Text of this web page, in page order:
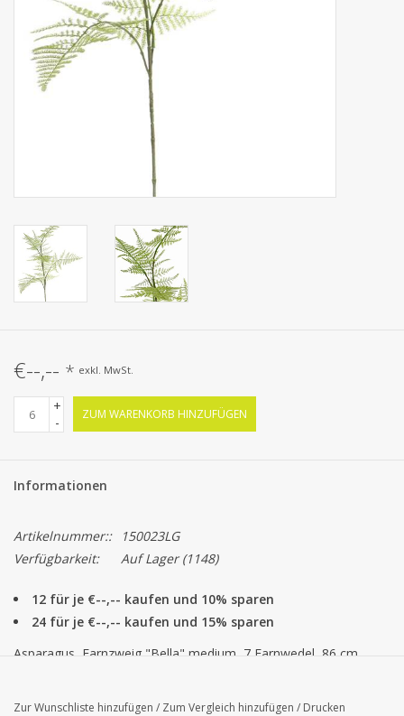
€--,-- * exkl. MwSt.
+
-
ZUM WARENKORB HINZUFÜGEN
Informationen
Artikelnummer::
150023LG
Verfügbarkeit:
Auf Lager(1148)
12 für je €--,-- kaufen und 10% sparen
24 für je €--,-- kaufen und 15% sparen
Asparagus, Farnzweig "Bella" medium, 7 Farnwedel, 86 cm
Zur Wunschliste hinzufügen / Zum Vergleich hinzufügen / Drucken